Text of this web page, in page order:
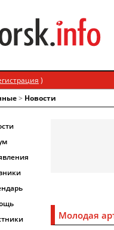
)
> Новости
Молодая